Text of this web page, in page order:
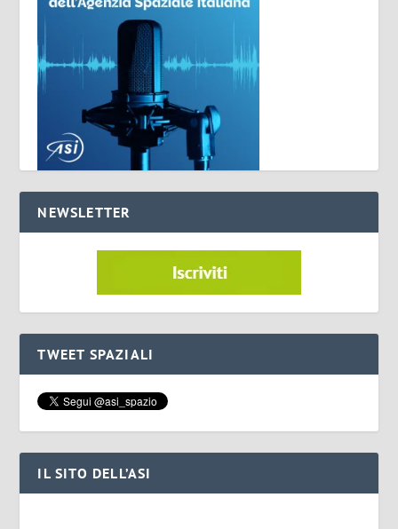
NEWSLETTER
TWEET SPAZIALI
IL SITO DELL’ASI